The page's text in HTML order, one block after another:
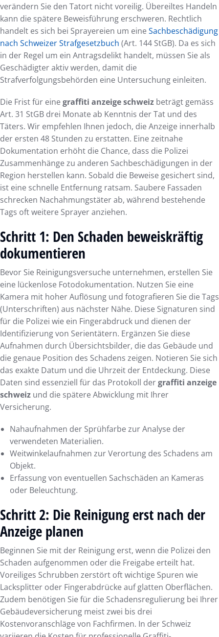
verändern Sie den Tatort nicht voreilig. Übereiltes Handeln
kann die spätere Beweisführung erschweren. Rechtlich
handelt es sich bei Sprayereien um eineSachbeschädigung
nach Schweizer Strafgesetzbuch (Art. 144 StGB). Da es sich
in der Regel um ein Antragsdelikt handelt, müssen Sie als
Geschädigter aktiv werden, damit die
Strafverfolgungsbehörden eine Untersuchung einleiten.
Die Frist für einegraffiti anzeige schweiz beträgt gemäss
Art. 31 StGB drei Monate ab Kenntnis der Tat und des
Täters. Wir empfehlen Ihnen jedoch, die Anzeige innerhalb
der ersten 48 Stunden zu erstatten. Eine zeitnahe
Dokumentation erhöht die Chance, dass die Polizei
Zusammenhänge zu anderen Sachbeschädigungen in der
Region herstellen kann. Sobald die Beweise gesichert sind,
ist eine schnelle Entfernung ratsam. Saubere Fassaden
schrecken Nachahmungstäter ab, während bestehende
Tags oft weitere Sprayer anziehen.
Schritt 1: Den Schaden beweiskräftig
dokumentieren
Bevor Sie Reinigungsversuche unternehmen, erstellen Sie
eine lückenlose Fotodokumentation. Nutzen Sie eine
Kamera mit hoher Auflösung und fotografieren Sie die Tags
(Unterschriften) aus nächster Nähe. Diese Signaturen sind
für die Polizei wie ein Fingerabdruck und dienen der
Identifizierung von Serientätern. Ergänzen Sie diese
Aufnahmen durch Übersichtsbilder, die das Gebäude und
die genaue Position des Schadens zeigen. Notieren Sie sich
das exakte Datum und die Uhrzeit der Entdeckung. Diese
Daten sind essenziell für das Protokoll dergraffiti anzeige
schweiz und die spätere Abwicklung mit Ihrer
Versicherung.
Nahaufnahmen der Sprühfarbe zur Analyse der
verwendeten Materialien.
Weitwinkelaufnahmen zur Verortung des Schadens am
Objekt.
Erfassung von eventuellen Sachschäden an Kameras
oder Beleuchtung.
Schritt 2: Die Reinigung erst nach der
Anzeige planen
Beginnen Sie mit der Reinigung erst, wenn die Polizei den
Schaden aufgenommen oder die Freigabe erteilt hat.
Voreiliges Schrubben zerstört oft wichtige Spuren wie
Lacksplitter oder Fingerabdrücke auf glatten Oberflächen.
Zudem benötigen Sie für die Schadensregulierung bei Ihrer
Gebäudeversicherung meist zwei bis drei
Kostenvoranschläge von Fachfirmen. In der Schweiz